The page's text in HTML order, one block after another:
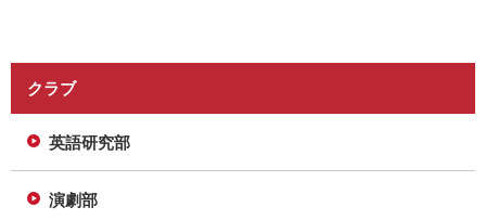
クラブ
英語研究部
演劇部